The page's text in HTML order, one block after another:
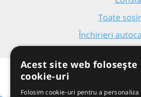
Toate
Închirieri
Acest site web folosește
cookie-uri
Folosim cookie-uri pentru a personaliza